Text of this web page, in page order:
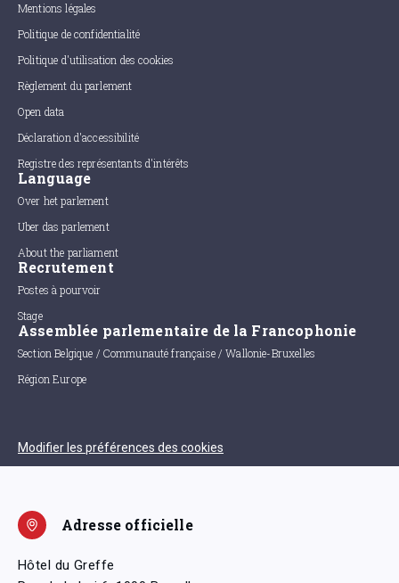
Mentions légales
Politique de confidentialité
Politique d'utilisation des cookies
Règlement du parlement
Open data
Déclaration d'accessibilité
Registre des représentants d'intérêts
Language
Over het parlement
Uber das parlement
About the parliament
Recrutement
Postes à pourvoir
Stage
Assemblée parlementaire de la Francophonie
Section Belgique / Communauté française / Wallonie-Bruxelles
Région Europe
Modifier les préférences des cookies
Adresse officielle
Hôtel du Greffe